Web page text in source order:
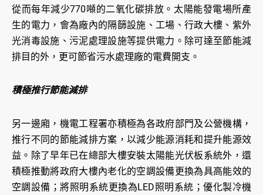
從而每年減少770噸的二氧化碳排放。太陽能發電場所產
生的電力，會為廠內的隔篩設施、工場、行政大樓、紫外
光消毒設施、污泥處理設施等提供電力。除可達至節能減
排目的外，更可節省污水處理廠的電費開支。
積極推行節能減排
另一邊廂，機電工程署亦積極為各政府部門及公營機構，
推行不同的節能減排方案，以減少能源消耗和提升能源效
益。除了早年已在總部大樓安裝太陽能光伏板系統外，還
積極推動將政府大樓內老化的空調設備更換為具高能效的
空調設備；將照明系統更換為LED照明系統；優化製冷機